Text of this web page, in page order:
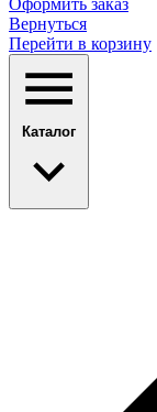
Оформить заказ
Вернуться
Перейти в корзину
Каталог